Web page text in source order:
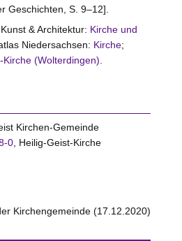
Geschichten, S. 9–12].
& Architektur: Kirche und
Niedersachsen: Kirche;
Kirche (Wolterdingen)
Kirchen-Gemeinde
0, Heilig-Geist-Kirche
Kirchengemeinde (17.12.2020)